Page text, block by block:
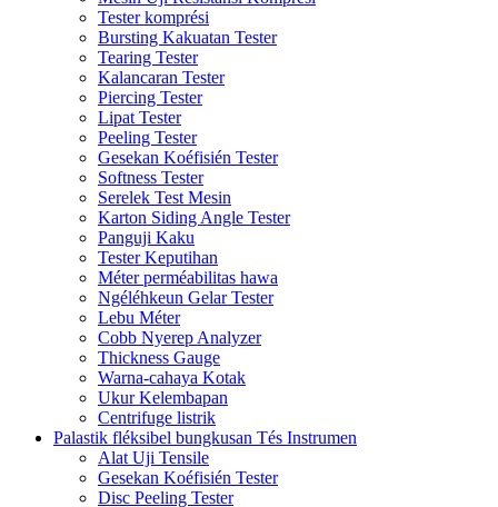
Tester komprési
Bursting Kakuatan Tester
Tearing Tester
Kalancaran Tester
Piercing Tester
Lipat Tester
Peeling Tester
Gesekan Koéfisién Tester
Softness Tester
Serelek Test Mesin
Karton Siding Angle Tester
Panguji Kaku
Tester Keputihan
Méter perméabilitas hawa
Ngéléhkeun Gelar Tester
Lebu Méter
Cobb Nyerep Analyzer
Thickness Gauge
Warna-cahaya Kotak
Ukur Kelembapan
Centrifuge listrik
Palastik fléksibel bungkusan Tés Instrumen
Alat Uji Tensile
Gesekan Koéfisién Tester
Disc Peeling Tester